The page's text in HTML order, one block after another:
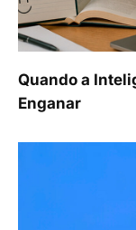
Quando a
Enganar